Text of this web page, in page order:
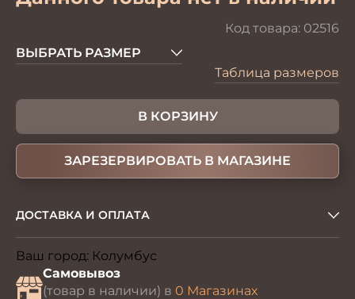
Код товара: 02516
ВЫБРАТЬ РАЗМЕР
Таблица размеров
В КОРЗИНУ
ЗАРЕЗЕРВИРОВАТЬ В МАГАЗИНЕ
ДОСТАВКА И ОПЛАТА
Ваш город: Колумбус
Самовывоз
(товар в наличии) в 0 Магазинах